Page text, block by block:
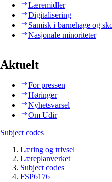
Læremidler
Digitalisering
Samisk i barnehage og
Nasjonale minoriteter
Aktuelt
For pressen
Høringer
Nyhetsvarsel
Om Udir
Subject codes
Læring og trivsel
Læreplanverket
Subject codes
FSP6176